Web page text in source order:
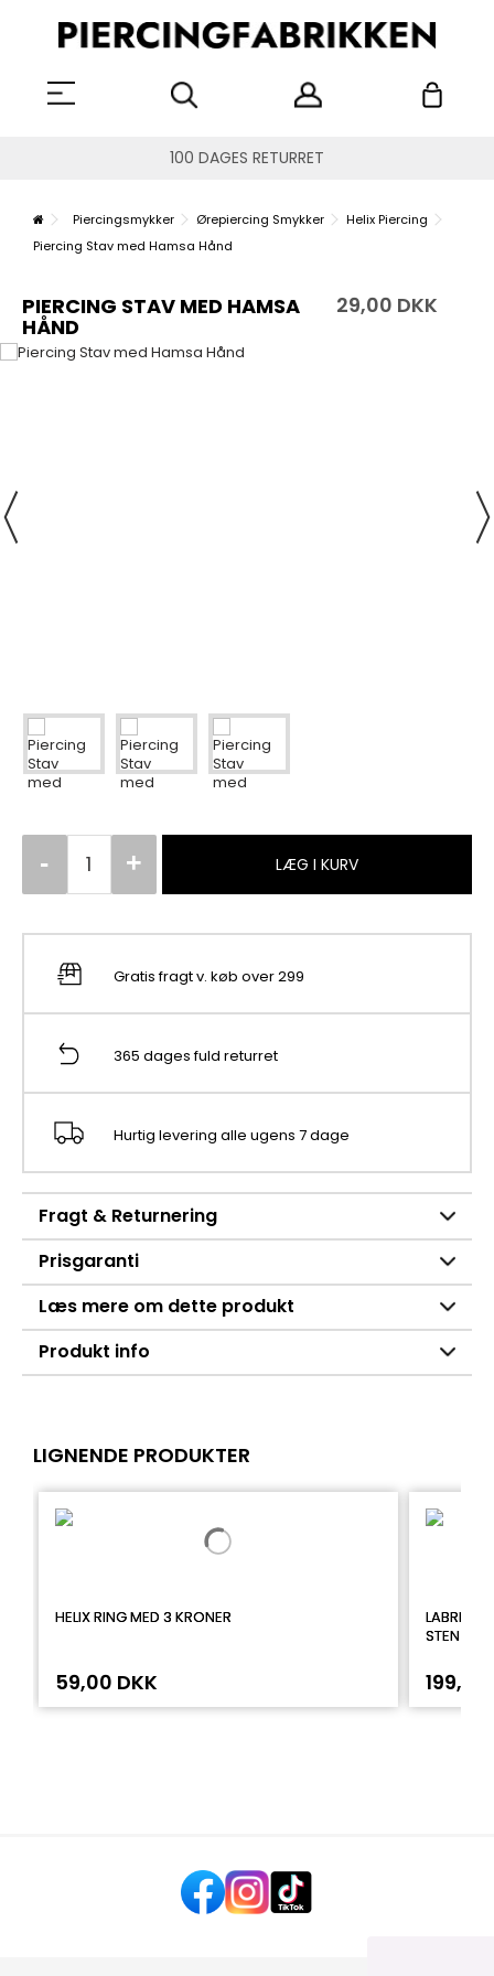
100 DAGES RETURRET
Piercingsmykker Ørepiercing Smykker
Helix Piercing
Piercing Stav med Hamsa Hånd
PIERCING STAV MED HAMSA
HÅND
29,00 DKK
LÆG I KURV
Gratis fragt v. køb over 299
365 dages fuld returret
Hurtig levering alle ugens 7 dage
Fragt & Returnering
Prisgaranti
Læs mere om dette produkt
Produkt info
LIGNENDE PRODUKTER
HELIX RING MED 3 KRONER
59,00 DKK
LABRET I
STEN
199,00